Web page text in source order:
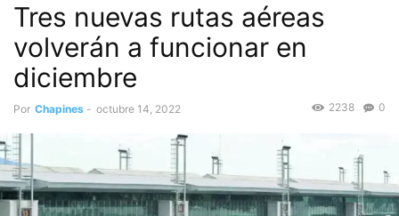
Tres nuevas rutas aéreas
volverán a funcionar en
diciembre
Por Chapines - octubre 14, 2022 0
2238